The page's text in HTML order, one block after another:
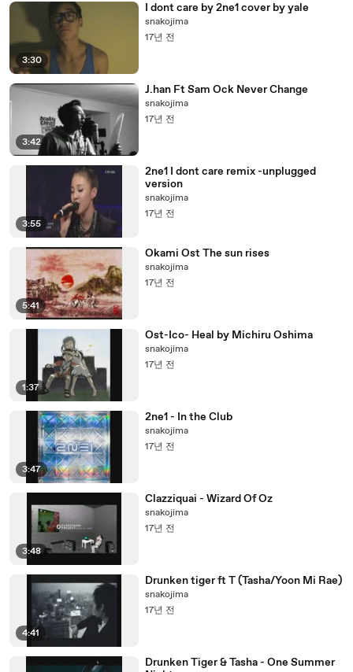
3:30
I dont care by 2ne1 cover by yale
snakojima
17년 전
3:42
J.han Ft Sam Ock Never Change
snakojima
17년 전
3:55
2ne1 I dont care remix -unplugged
version
snakojima
17년 전
5:41
Okami Ost The sun rises
snakojima
17년 전
1:37
Ost-Ico- Heal by Michiru Oshima
snakojima
17년 전
3:47
2ne1 - In the Club
snakojima
17년 전
3:48
Clazziquai - Wizard Of Oz
snakojima
17년 전
4:41
Drunken tiger ft T (Tasha/Yoon Mi Rae)
snakojima
17년 전
Drunken Tiger & Tasha - One Summer